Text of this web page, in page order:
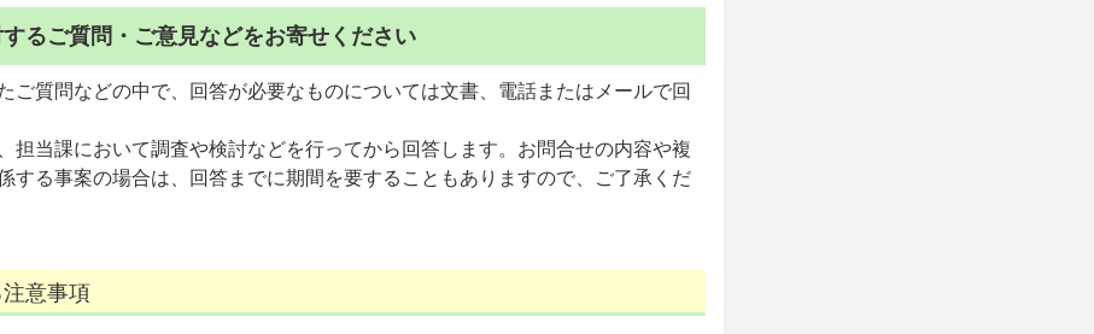
るご質問・ご意見などをお寄せください
ご質問などの中で、回答が必要なものについては文書、電話またはメールで回
担当課において調査や検討などを行ってから回答します。お問合せの内容や複
する事案の場合は、回答までに期間を要することもありますので、ご了承くだ
意事項